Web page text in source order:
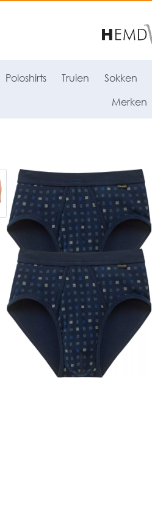
Poloshirts Truien Sokken
Merken